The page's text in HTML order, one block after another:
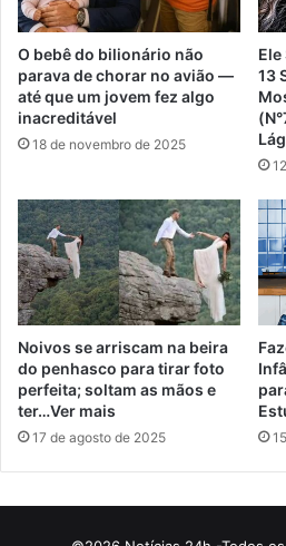
O bebê do bilionário não
parava de chorar no avião —
até que um jovem fez algo
inacreditável
18 de novembro de 2025
13
Noivos se arriscam na beira
do penhasco para tirar foto
perfeita; soltam as mãos e
ter…Ver mais
17 de agosto de 2025